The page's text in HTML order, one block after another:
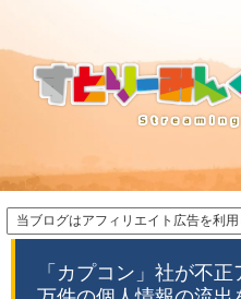
当ブログはアフィリエイト広告を利
「カプコン」社が不